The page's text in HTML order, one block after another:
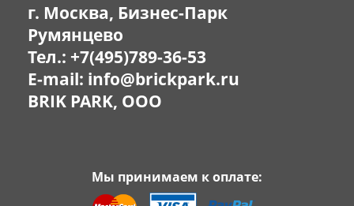
г. Москва, Бизнес-Парк
Румянцево
Тел.: +7(495)789-36-53
E-mail: info@brickpark.ru
BRIK PARK, OOO
Мы принимаем к оплате: